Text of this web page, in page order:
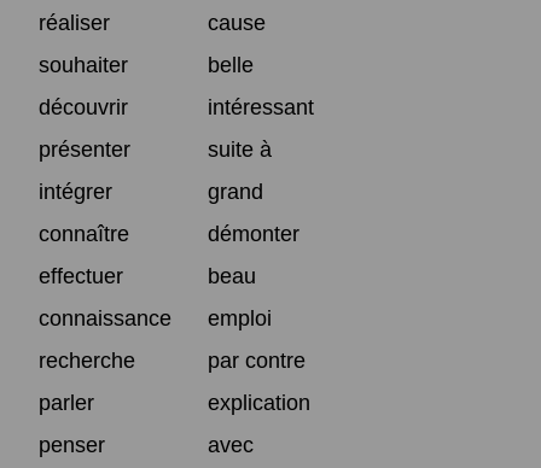
réaliser
cause
souhaiter
belle
découvrir
intéressant
présenter
suite à
intégrer
grand
connaître
démonter
effectuer
beau
connaissance
emploi
recherche
par contre
parler
explication
penser
avec